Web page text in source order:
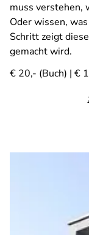
muss verstehen,
Oder wissen,
Schritt zeigt
gemacht wird.
€ 20,- (Buch) | €